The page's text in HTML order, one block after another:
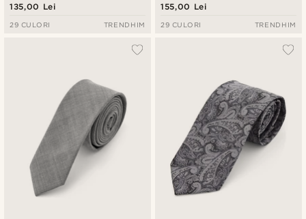
135,00 Lei
29 CULORI TRENDHIM
155,00 Lei
29 CULORI TRENDHIM